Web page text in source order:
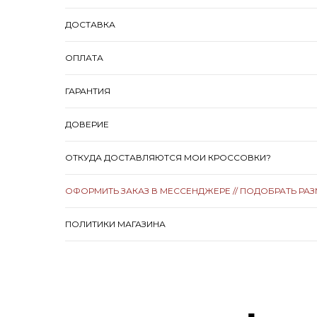
ДОСТАВКА
ОПЛАТА
ГАРАНТИЯ
ДОВЕРИЕ
ОТКУДА ДОСТАВЛЯЮТСЯ МОИ КРОССОВКИ?
ОФОРМИТЬ ЗАКАЗ В МЕССЕНДЖЕРЕ // ПОДОБРАТЬ
ПОЛИТИКИ МАГАЗИНА